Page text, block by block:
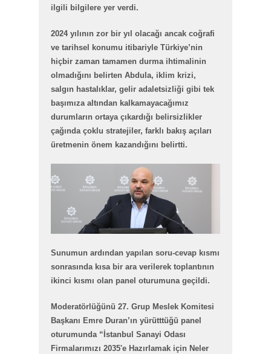
ilgili bilgilere yer verdi.
2024 yılının zor bir yıl olacağı ancak coğrafi
ve tarihsel konumu itibariyle Türkiye’nin
hiçbir zaman tamamen durma ihtimalinin
olmadığını belirten Abdula, iklim krizi,
salgın hastalıklar, gelir adaletsizliği gibi tek
başımıza altından kalkamayacağımız
durumların ortaya çıkardığı belirsizlikler
çağında çoklu stratejiler, farklı bakış açıları
üretmenin önem kazandığını belirtti.
Sunumun ardından yapılan soru-cevap kısmı
sonrasında kısa bir ara verilerek toplantının
ikinci kısmı olan panel oturumuna geçildi.
Moderatörlüğünü 27. Grup Meslek Komitesi
Başkanı Emre Duran’ın yürütttüğü panel
oturumunda “İstanbul Sanayi Odası
Firmalarımızı 2035'e Hazırlamak için Neler